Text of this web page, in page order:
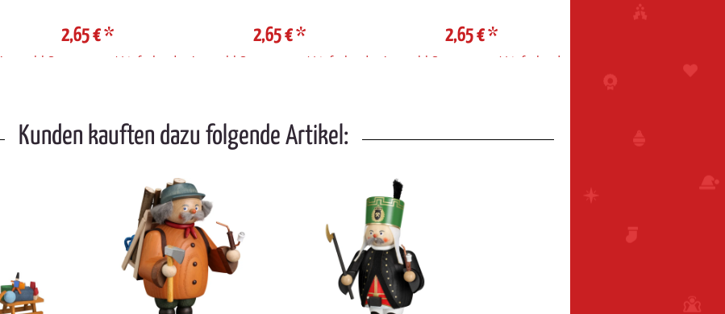
2,65 €*
Auswahl Steuerzone / Lieferland
2,65 €*
Auswahl Steuerzone / Lieferland
2,65 €*
Auswahl Steuerzone / Lieferland Auswahl Steuerzone /
Kunden kauften dazu folgende Artikel: